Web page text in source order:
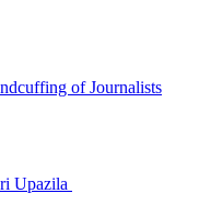
of Journalists
Upazila